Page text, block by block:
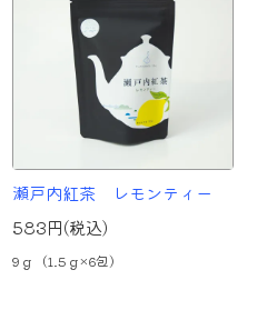
瀬戸内紅茶 レモンティー
583円(税込)
9ｇ（1.5ｇ×6包）